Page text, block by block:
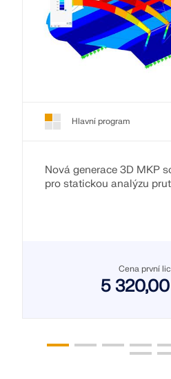
Hlavní program
Nová generace 3D MKP
pro statickou analýzu
Cena první
5